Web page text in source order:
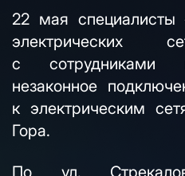
22 мая специалисты
электрических
с сотрудниками
незаконное
к электрическим
Гора.
По ул.